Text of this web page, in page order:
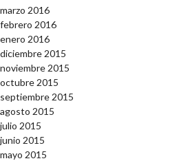
marzo 2016
febrero 2016
enero 2016
diciembre 2015
noviembre 2015
octubre 2015
septiembre 2015
agosto 2015
julio 2015
junio 2015
mayo 2015